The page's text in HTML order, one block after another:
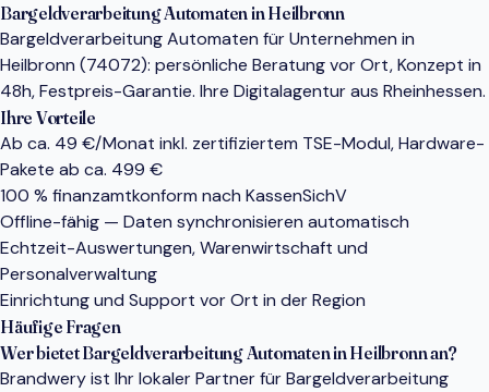
Bargeldverarbeitung Automaten in Heilbronn
Bargeldverarbeitung Automaten für Unternehmen in
Heilbronn (74072): persönliche Beratung vor Ort, Konzept in
48h, Festpreis-Garantie. Ihre Digitalagentur aus Rheinhessen.
Ihre Vorteile
Ab ca. 49 €/Monat inkl. zertifiziertem TSE-Modul, Hardware-
Pakete ab ca. 499 €
100 % finanzamtkonform nach KassenSichV
Offline-fähig — Daten synchronisieren automatisch
Echtzeit-Auswertungen, Warenwirtschaft und
Personalverwaltung
Einrichtung und Support vor Ort in der Region
Häufige Fragen
Wer bietet Bargeldverarbeitung Automaten in Heilbronn an?
Brandwery ist Ihr lokaler Partner für Bargeldverarbeitung